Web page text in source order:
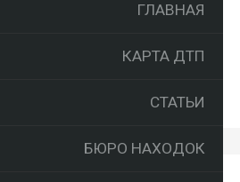
ГЛАВНАЯ
КАРТА ДТП
СТАТЬИ
БЮРО НАХОДОК